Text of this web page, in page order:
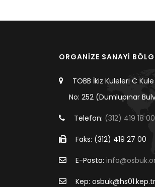
ORGANİZE SANAYİ
TOBB İkiz Kuleleri C
No: 252 (Dumlupınar
Telefon: (312) 419 18 00
Faks: (312) 419 27 00
E-Posta:
Kep: osbuk@hs01.kep.tr